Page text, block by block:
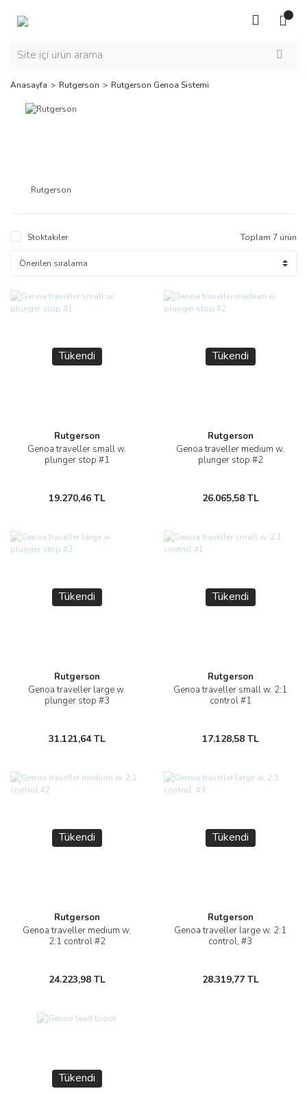
Anasayfa Rutgerson Rutgerson Genoa Sistemi
Rutgerson
Stoktakiler Toplam 7 ürün
Tükendi
Rutgerson
Genoa traveller small w.
plunger stop #1
19.270,46 TL
Tükendi
Rutgerson
Genoa traveller medium w.
plunger stop #2
26.065,58 TL
Tükendi
Rutgerson
Genoa traveller large w.
plunger stop #3
31.121,64 TL
Tükendi
Rutgerson
Genoa traveller small w. 2:1
control #1
17.128,58 TL
Tükendi
Rutgerson
Genoa traveller medium w.
2:1 control #2
24.223,98 TL
Tükendi
Rutgerson
Genoa traveller large w. 2:1
control, #3
28.319,77 TL
Tükendi